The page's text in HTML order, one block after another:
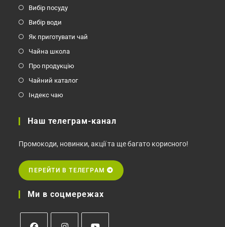
Вибір посуду
Вибір води
Як приготувати чай
Чайна школа
Про продукцію
Чайний каталог
Індекс чаю
Наш телеграм-канал
Промокоди, новинки, акції та ще багато корисного!
ПЕРЕЙТИ В ТЕЛЕГРАМ
Ми в соцмережах